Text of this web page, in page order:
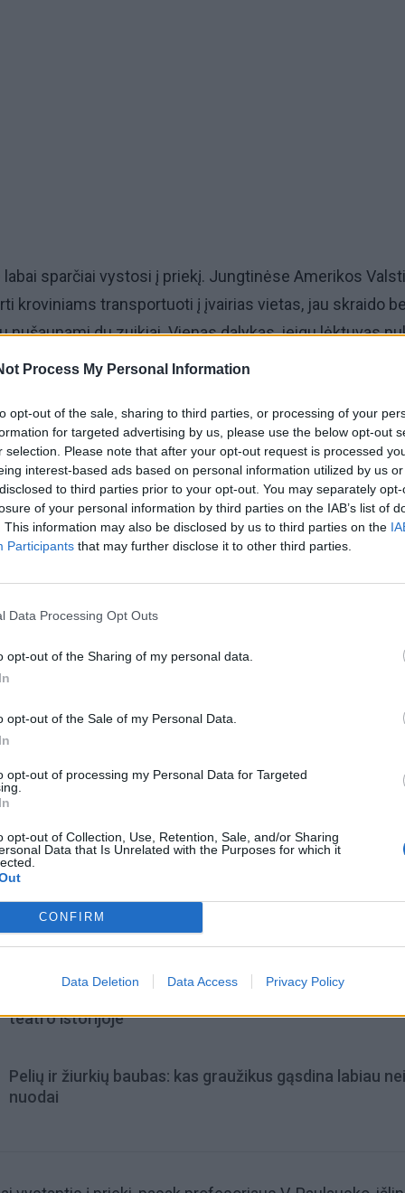
Process My Personal Information
opt-out of the sale, sharing to third parties, or processing of your
for targeted advertising by us, please use the below opt-out
selection. Please note that after your opt-out request is processed
interest-based ads based on personal information utilized by us
to third parties prior to your opt-out. You may separately
of your personal information by third parties on the IAB’s list of
This information may also be disclosed by us to third parties on the
Participants that may further disclose it to other third parties.
Data Processing Opt Outs
opt-out of the Sharing of my personal data.
opt-out of the Sale of my Personal Data.
opt-out of processing my Personal Data for Targeted
opt-out of Collection, Use, Retention, Sale, and/or Sharing
Data that Is Unrelated with the Purposes for which it
CONFIRM
Data Deletion Data Access Privacy Policy
sparčiai vystosi į priekį. Jungtinėse Amerikos
kroviniams transportuoti į įvairias vietas, jau skraido
nušaunami du zuikiai. Vienas dalykas, jeigu lėktuvas
nežūtų žmonės. Kitas, tokiame sraigtasparnyje, kuriame
veikia automatizuoti krovos terminalai. Pavyzdžiui,
yra visiškai automatizuotas. Tiesa, jame vienas
įstatymai neleidžia to, kad kranas, stovintis tarp
Jau ne tik mąstoma apie autonominius
jūroje. Kompanija "Rolls-Royce" ėmėsi kurti
nereikėtų įgulų, kuriuos galima būtų valdyti
teatro istorijoje“
Pelių ir žiurkių baubas: kas graužikus gąsdina labiau nei
nuodai